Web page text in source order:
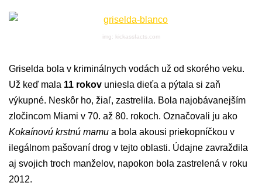
img: kickassfacts.com
Griselda bola v kriminálnych vodách už od skorého veku.
Už keď mala 11 rokov uniesla dieťa a pýtala si zaň
výkupné. Neskôr ho, žiaľ, zastrelila. Bola najobávanejším
zločincom Miami v 70. až 80. rokoch. Označovali ju ako
Kokaínovú krstnú mamu a bola akousi priekopníčkou v
ilegálnom pašovaní drog v tejto oblasti. Údajne zavraždila
aj svojich troch manželov, napokon bola zastrelená v roku
2012.